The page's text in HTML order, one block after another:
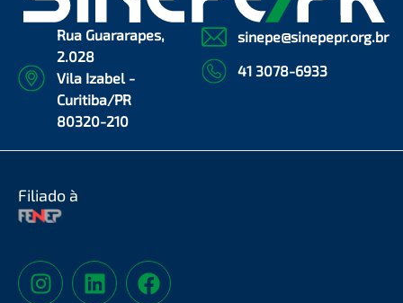
Rua Guararapes,
2.028
Vila Izabel -
Curitiba/PR
80320-210
sinepe@sinepepr.org.br
41 3078-6933
Filiado à